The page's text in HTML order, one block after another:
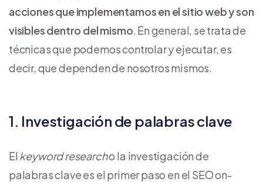
acciones que implementamos en el sitio web y son
visibles dentro del mismo. En general, se trata de
técnicas que podemos controlar y ejecutar, es
decir, que dependen de nosotros mismos.
1. Investigación de palabras clave
El keyword researcho la investigación de
palabras clave es el primer paso en el SEO on-